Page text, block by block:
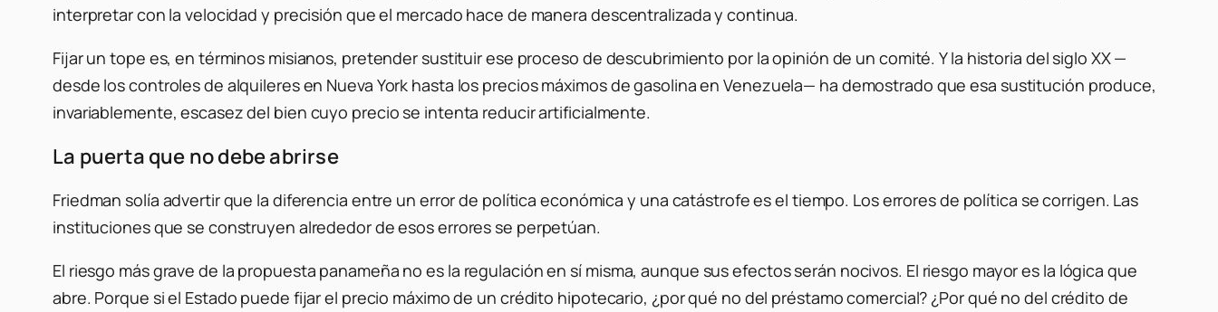
interpretar con la velocidad y precisión que el mercado hace de manera descentralizada y continua.
Fijar un tope es, en términos misianos, pretender sustituir ese proceso de descubrimiento por la opinión de un comité. Y la historia del siglo XX —
desde los controles de alquileres en Nueva York hasta los precios máximos de gasolina en Venezuela— ha demostrado que esa sustitución produce,
invariablemente, escasez del bien cuyo precio se intenta reducir artificialmente.
La puerta que no debe abrirse
Friedman solía advertir que la diferencia entre un error de política económica y una catástrofe es el tiempo. Los errores de política se corrigen. Las
instituciones que se construyen alrededor de esos errores se perpetúan.
El riesgo más grave de la propuesta panameña no es la regulación en sí misma, aunque sus efectos serán nocivos. El riesgo mayor es la lógica que
abre. Porque si el Estado puede fijar el precio máximo de un crédito hipotecario, ¿por qué no del préstamo comercial? ¿Por qué no del crédito de